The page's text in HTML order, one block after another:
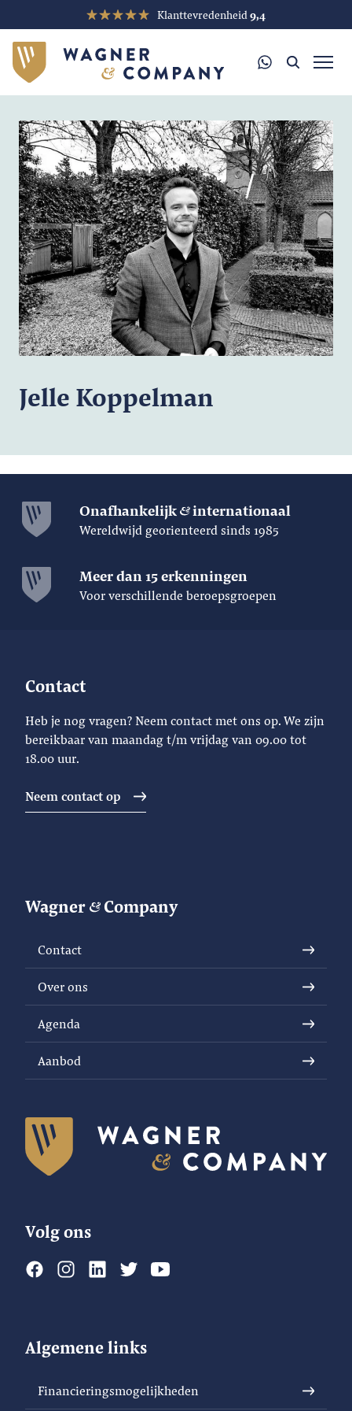
Klanttevredenheid9,4
Jelle Koppelman
Onafhankelijk internationaal
Wereldwijd georienteerd sinds 1985
Meer dan 15 erkenningen
Voor verschillende beroepsgroepen
Contact
Heb je nog vragen? Neem contact met ons op. We zijn
bereikbaar van maandag t/m vrijdag van 09.00 tot
18.00 uur.
Neem contact op
Wagner Company
Contact
Over ons
Agenda
Aanbod
Volg ons
Algemene links
Financieringsmogelijkheden